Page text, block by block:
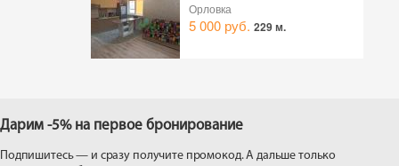
Орловка
5 000 руб. 229 м.
Дарим -5% на первое бронирование
Подпишитесь — и сразу получите промокод. А дальше только